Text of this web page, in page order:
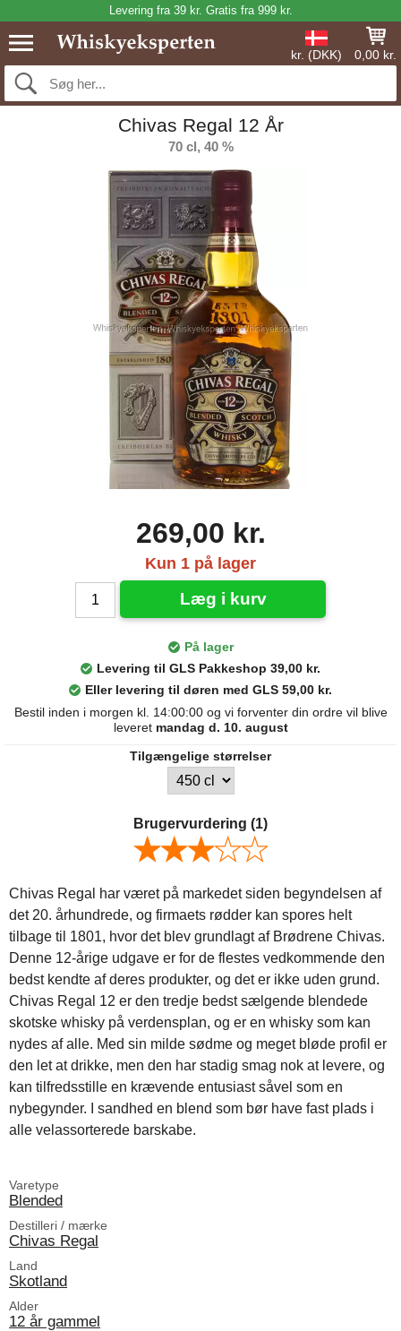
Levering fra 39 kr. Gratis fra 999 kr.
kr. (DKK) 0,00 kr.
Chivas Regal 12 År
70 cl, 40 %
269,00 kr.
Kun 1 på lager
Læg i kurv
På lager
Levering til GLS Pakkeshop 39,00 kr.
Eller levering til døren med GLS 59,00 kr.
Bestil inden i morgen kl. 14:00:00 og vi forventer din ordre vil blive
leveret mandag d. 10. august
Tilgængelige størrelser
Brugervurdering (1)
Chivas Regal har været på markedet siden begyndelsen af
det 20. århundrede, og firmaets rødder kan spores helt
tilbage til 1801, hvor det blev grundlagt af Brødrene Chivas.
Denne 12-årige udgave er for de flestes vedkommende den
bedst kendte af deres produkter, og det er ikke uden grund.
Chivas Regal 12 er den tredje bedst sælgende blendede
skotske whisky på verdensplan, og er en whisky som kan
nydes af alle. Med sin milde sødme og meget bløde profil er
den let at drikke, men den har stadig smag nok at levere, og
kan tilfredsstille en krævende entusiast såvel som en
nybegynder. I sandhed en blend som bør have fast plads i
alle velassorterede barskabe.
Varetype
Blended
Destilleri / mærke
Chivas Regal
Land
Skotland
Alder
12 år gammel